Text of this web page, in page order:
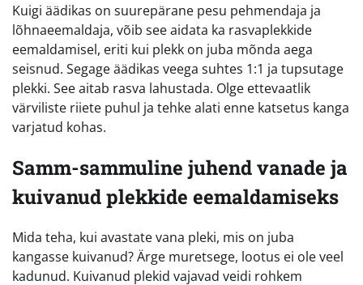
Kuigi äädikas on suurepärane pesu pehmendaja ja
lõhnaeemaldaja, võib see aidata ka rasvaplekkide
eemaldamisel, eriti kui plekk on juba mõnda aega
seisnud. Segage äädikas veega suhtes 1:1 ja tupsutage
plekki. See aitab rasva lahustada. Olge ettevaatlik
värviliste riiete puhul ja tehke alati enne katsetus kanga
varjatud kohas.
Samm-sammuline juhend vanade ja
kuivanud plekkide eemaldamiseks
Mida teha, kui avastate vana pleki, mis on juba
kangasse kuivanud? Ärge muretsege, lootus ei ole veel
kadunud. Kuivanud plekid vajavad veidi rohkem